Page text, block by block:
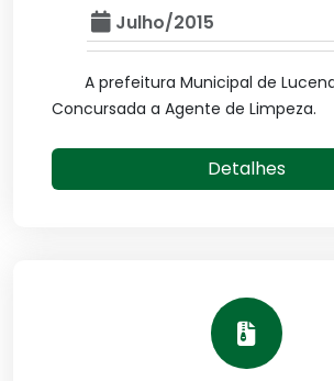
Julho/2015
A prefeitura Municipal de
Concursada a Agente de Limpeza.
Detalhes